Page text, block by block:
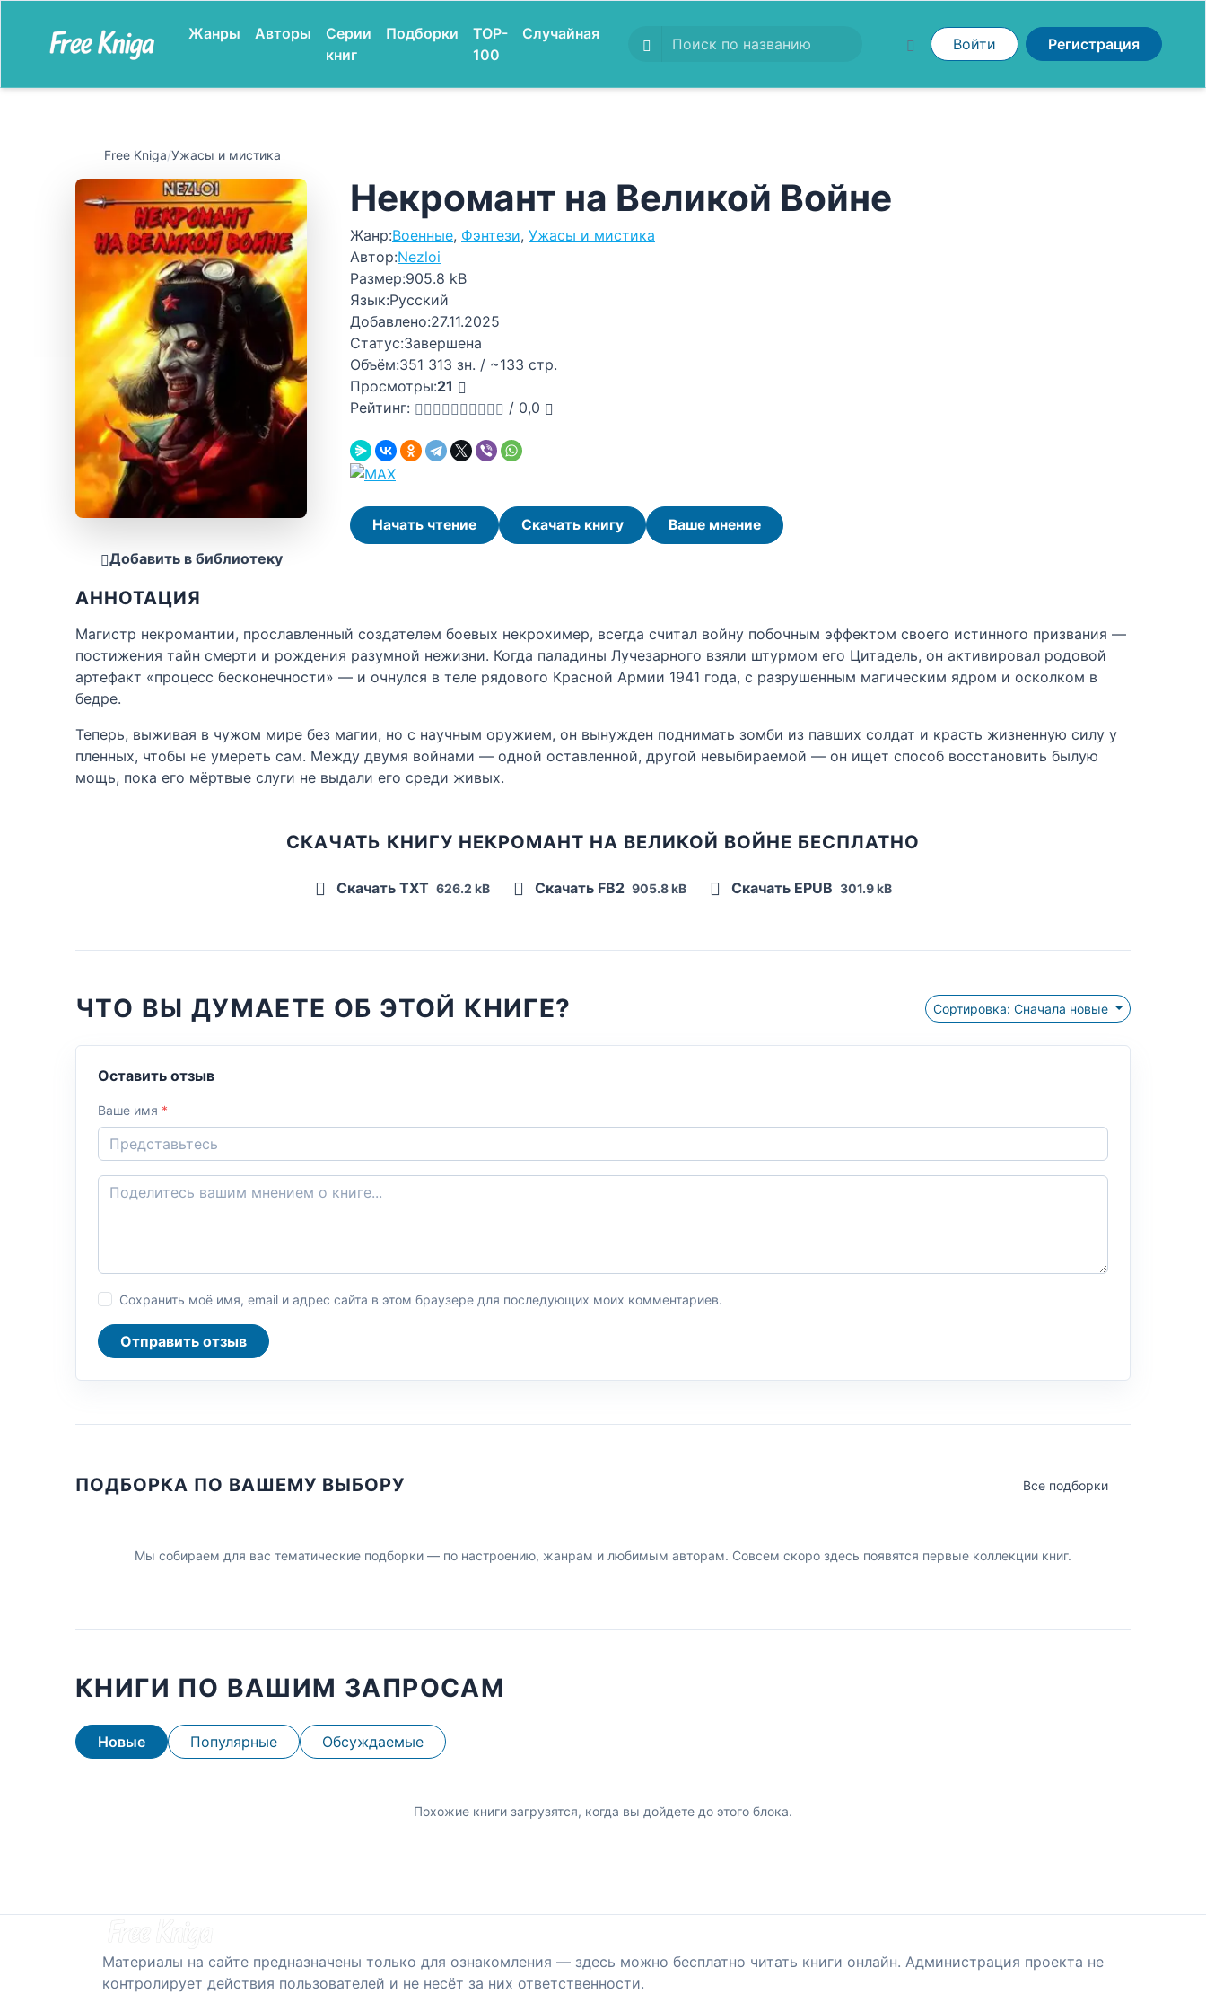
Жанры Авторы
Серии
книг
Подборки
TOP-
100
Случайная
Войти Регистрация
Free Kniga/Ужасы и мистика
Добавить в библиотеку
Некромант на Великой Войне
Жанр:Военные, Фэнтези, Ужасы и мистика
Автор:Nezloi
Размер:905.8 kB
Язык:Русский
Добавлено:27.11.2025
Статус:Завершена
Объём:351 313 зн. / ~133 стр.
Просмотры:21
Рейтинг:
/ 0,0
Начать чтение Скачать книгу Ваше мнение
АННОТАЦИЯ
Магистр некромантии, прославленный создателем боевых некрохимер, всегда считал войну побочным эффектом своего истинного призвания —
постижения тайн смерти и рождения разумной нежизни. Когда паладины Лучезарного взяли штурмом его Цитадель, он активировал родовой
артефакт «процесс бесконечности» — и очнулся в теле рядового Красной Армии 1941 года, с разрушенным магическим ядром и осколком в
бедре.
Теперь, выживая в чужом мире без магии, но с научным оружием, он вынужден поднимать зомби из павших солдат и красть жизненную силу у
пленных, чтобы не умереть сам. Между двумя войнами — одной оставленной, другой невыбираемой — он ищет способ восстановить былую
мощь, пока его мёртвые слуги не выдали его среди живых.
СКАЧАТЬ КНИГУ НЕКРОМАНТ НА ВЕЛИКОЙ ВОЙНЕ БЕСПЛАТНО
Скачать TXT 626.2 kB Скачать FB2 905.8 kB Скачать EPUB 301.9 kB
ЧТО ВЫ ДУМАЕТЕ ОБ ЭТОЙ КНИГЕ? Сортировка: Сначала новые
Оставить отзыв
Ваше имя *
Сохранить моё имя, email и адрес сайта в этом браузере для последующих моих комментариев.
Отправить отзыв
ПОДБОРКА ПО ВАШЕМУ ВЫБОРУ Все подборки
Мы собираем для вас тематические подборки — по настроению, жанрам и любимым авторам. Совсем скоро здесь появятся первые коллекции книг.
КНИГИ ПО ВАШИМ ЗАПРОСАМ
Новые Популярные Обсуждаемые
Похожие книги загрузятся, когда вы дойдете до этого блока.
Материалы на сайте предназначены только для ознакомления — здесь можно бесплатно читать книги онлайн. Администрация проекта не
контролирует действия пользователей и не несёт за них ответственности.